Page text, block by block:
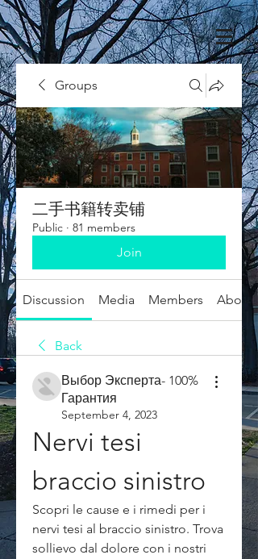
Groups
二手书籍转卖铺
Public · 81 members
Join
Discussion Media Members About
Back
Выбор Эксперта- 100%
Гарантия
September 4, 2023
Nervi tesi
braccio sinistro
Scopri le cause e i rimedi per i
nervi tesi al braccio sinistro. Trova
sollievo dal dolore con i nostri